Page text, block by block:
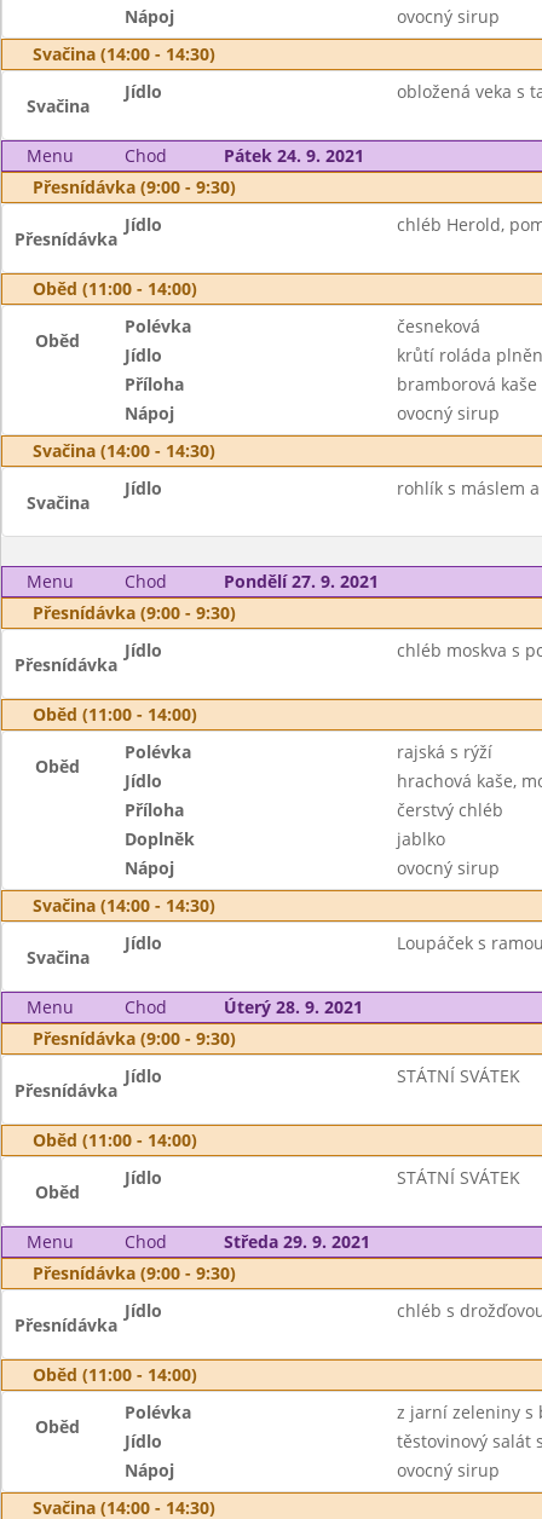
Nápoj
ovocný sirup
Svačina (14:00 - 14:30)
Svačina
Jídlo obložená veka s
Menu Chod
Pátek 24. 9. 2021
Přesnídávka (9:00 - 9:30)
Přesnídávka
Jídlo chléb Herold,
Oběd (11:00 - 14:00)
Oběd
Polévka
česneková
Jídlo
krůtí roláda
Příloha
bramborová kaše
Nápoj
ovocný sirup
Svačina (14:00 - 14:30)
Svačina
Jídlo rohlík s máslem
Menu Chod
Pondělí 27. 9. 2021
Přesnídávka (9:00 - 9:30)
Přesnídávka
Jídlo chléb moskva s
Oběd (11:00 - 14:00)
Oběd
Polévka
rajská s rýží
Jídlo
hrachová kaše,
Příloha
čerstvý chléb
Doplněk
jablko
Nápoj
ovocný sirup
Svačina (14:00 - 14:30)
Svačina
Jídlo Loupáček s
Menu Chod
Úterý 28. 9. 2021
Přesnídávka (9:00 - 9:30)
Přesnídávka
Jídlo STÁTNÍ SVÁTEK
Oběd (11:00 - 14:00)
Oběd
Jídlo STÁTNÍ SVÁTEK
Menu Chod
Středa 29. 9. 2021
Přesnídávka (9:00 - 9:30)
Přesnídávka
Jídlo chléb s
Oběd (11:00 - 14:00)
Oběd
Polévka
z jarní zeleniny s
Jídlo
těstovinový salát
Nápoj
ovocný sirup
Svačina (14:00 - 14:30)